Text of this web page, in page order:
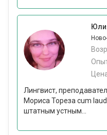
Лингвист,
Мориса Тореза cum
штатным устным...